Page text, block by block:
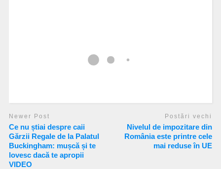
Newer Post
Ce nu știai despre caii
Gărzii Regale de la Palatul
Buckingham: mușcă și te
lovesc dacă te apropii
VIDEO
Postări vechi
Nivelul de impozitare din
România este printre cele
mai reduse în UE